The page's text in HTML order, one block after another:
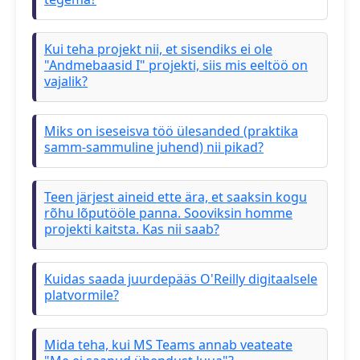
Kui teha projekt nii, et sisendiks ei ole
"Andmebaasid I" projekti, siis mis eeltöö on
vajalik?
Miks on iseseisva töö ülesanded (praktika
samm-sammuline juhend) nii pikad?
Teen järjest aineid ette ära, et saaksin kogu
rõhu lõputööle panna. Sooviksin homme
projekti kaitsta. Kas nii saab?
Kuidas saada juurdepääs O'Reilly digitaalsele
platvormile?
Mida teha, kui MS Teams annab veateate